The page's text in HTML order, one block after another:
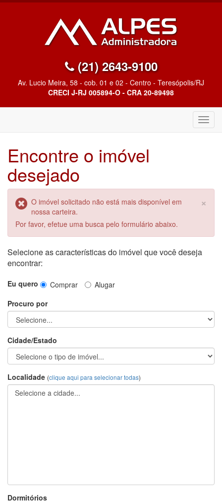
(21) 2643-9100
Av. Lucio Meira, 58 - cob. 01 e 02 - Centro - Teresópolis/RJ
CRECI J-RJ 005894-O - CRA 20-89498
Encontre o imóvel
desejado
×
O imóvel solicitado não está mais disponível em
nossa carteira.
Por favor, efetue uma busca pelo formulário abaixo.
Selecione as características do imóvel que você deseja
encontrar:
Eu quero Comprar
Alugar
Procuro por
Cidade/Estado
Localidade (clique aqui para selecionar todas)
Dormitórios